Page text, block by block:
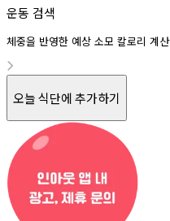
운동 검색
체중을 반영한 예상 소모 칼로리 계산
오늘 식단에 추가하기